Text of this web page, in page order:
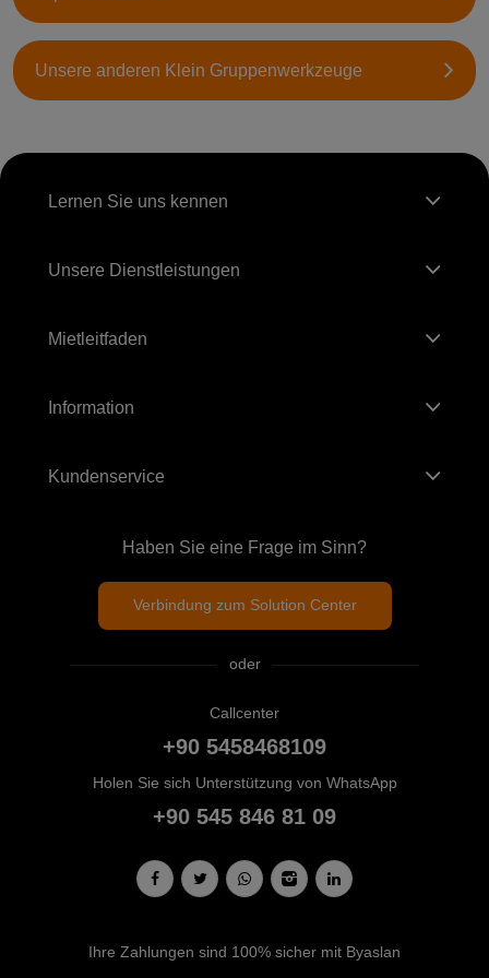
Unsere anderen Klein Gruppenwerkzeuge
Lernen Sie uns kennen
Unsere Dienstleistungen
Mietleitfaden
Information
Kundenservice
Haben Sie eine Frage im Sinn?
Verbindung zum Solution Center
oder
Callcenter
+90 5458468109
Holen Sie sich Unterstützung von WhatsApp
+90 545 846 81 09
Ihre Zahlungen sind 100% sicher mit Byaslan